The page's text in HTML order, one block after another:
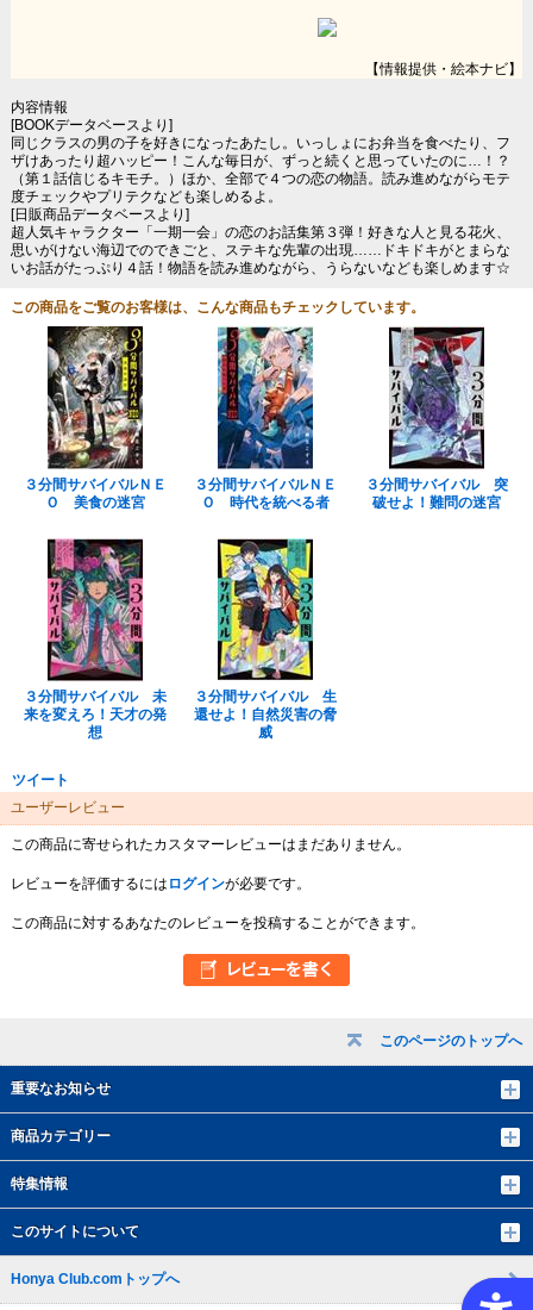
このページのトップへ
重要なお知らせ
商品カテゴリー
特集情報
このサイトについて
【情報提供・絵本ナビ】
内容情報
[BOOKデータベースより]
同じクラスの男の子を好きになったあたし。いっしょにお弁当を食べたり、フ
ザけあったり超ハッピー！こんな毎日が、ずっと続くと思っていたのに…！？
（第１話信じるキモチ。）ほか、全部で４つの恋の物語。読み進めながらモテ
度チェックやプリテクなども楽しめるよ。
[日販商品データベースより]
超人気キャラクター「一期一会」の恋のお話集第３弾！好きな人と見る花火、
思いがけない海辺でのできごと、ステキな先輩の出現……ドキドキがとまらな
いお話がたっぷり４話！物語を読み進めながら、うらないなども楽しめます☆
この商品をご覧のお客様は、こんな商品もチェックしています。
３分間サバイバルＮＥ
Ｏ 美食の迷宮
３分間サバイバルＮＥ
Ｏ 時代を統べる者
３分間サバイバル 突
破せよ！難問の迷宮
３分間サバイバル 未
来を変えろ！天才の発
想
３分間サバイバル 生
還せよ！自然災害の脅
威
ツイート
ユーザーレビュー
この商品に寄せられたカスタマーレビューはまだありません。
レビューを評価するには ログインが必要です。
この商品に対するあなたのレビューを投稿することができます。
Honya Club.comトップへ